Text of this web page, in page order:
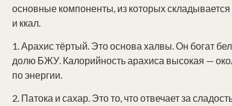
основные компоненты, из которых
и ккал.
1. Арахис тёртый. Это основа халвы. Он богат
долю БЖУ. Калорийность арахиса высокая —
по энергии.
2. Патока и сахар. Это то, что отвечает за